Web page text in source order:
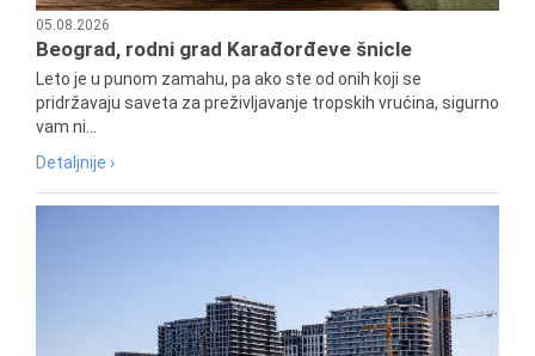
05.08.2026
Beograd, rodni grad Karađorđeve šnicle
Leto je u punom zamahu, pa ako ste od onih koji se
pridržavaju saveta za preživljavanje tropskih vrućina, sigurno
vam ni...
Detaljnije ›